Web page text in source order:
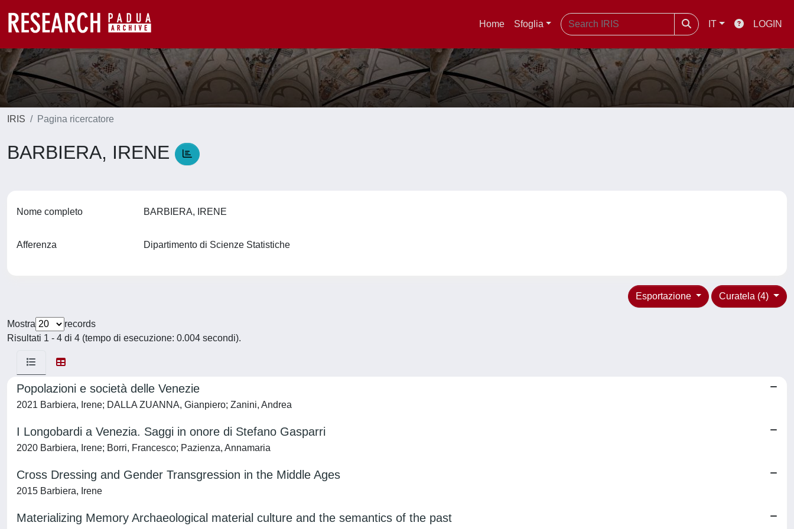
Home Sfoglia IT LOGIN
IRIS Pagina ricercatore
BARBIERA, IRENE
Nome completo BARBIERA, IRENE
Afferenza Dipartimento di Scienze Statistiche
Curatela (4)
Esportazione
Mostra
records
Risultati 1 - 4 di 4 (tempo di esecuzione: 0.004 secondi).
Popolazioni e società delle Venezie
2021 Barbiera, Irene; DALLA ZUANNA, Gianpiero; Zanini, Andrea
I Longobardi a Venezia. Saggi in onore di Stefano Gasparri
2020 Barbiera, Irene; Borri, Francesco; Pazienza, Annamaria
Cross Dressing and Gender Transgression in the Middle Ages
2015 Barbiera, Irene
Materializing Memory Archaeological material culture and the semantics of the past